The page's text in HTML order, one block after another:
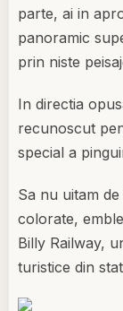
parte, ai in
panoramic
prin niste
In directia
recunoscut
special a
Sa nu uitam
colorate,
Billy Railway,
turistice din